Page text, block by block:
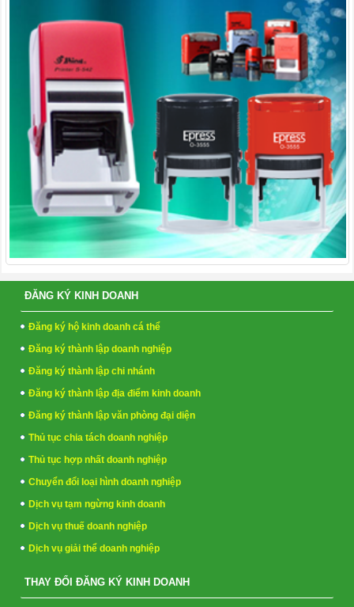
ĐĂNG KÝ KINH DOANH
Đăng ký hộ kinh doanh cá thể
Đăng ký thành lập doanh nghiệp
Đăng ký thành lập chi nhánh
Đăng ký thành lập địa điểm kinh doanh
Đăng ký thành lập văn phòng đại diện
Thủ tục chia tách doanh nghiệp
Thủ tục hợp nhất doanh nghiệp
Chuyển đổi loại hình doanh nghiệp
Dịch vụ tạm ngừng kinh doanh
Dịch vụ thuế doanh nghiệp
Dịch vụ giải thể doanh nghiệp
THAY ĐỔI ĐĂNG KÝ KINH DOANH